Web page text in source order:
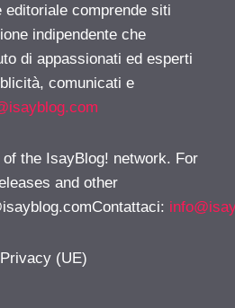
comprende siti
indipendente che
di appassionati ed esperti
comunicati e
the IsayBlog! network. For
and other
:
(UE)